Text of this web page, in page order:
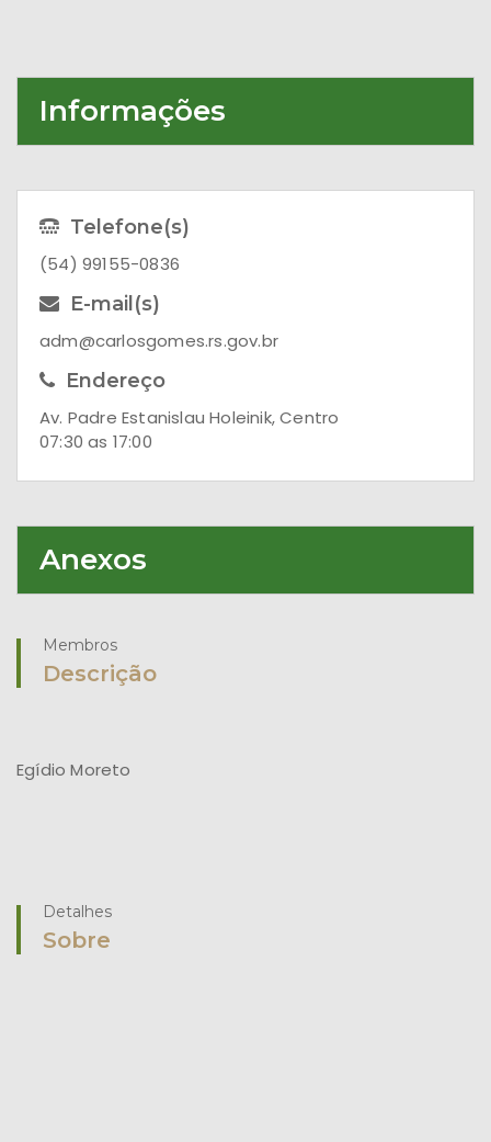
Informações
Telefone(s)
(54) 99155-0836
E-mail(s)
adm@carlosgomes.rs.gov.br
Endereço
Av. Padre Estanislau Holeinik, Centro
07:30 as 17:00
Anexos
Membros
Descrição
Egídio Moreto
Detalhes
Sobre